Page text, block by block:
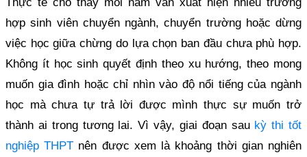
hợp sinh viên chuyển ngành, chuyển trường hoặc dừng
việc học giữa chừng do lựa chọn ban đầu chưa phù hợp.
Không ít học sinh quyết định theo xu hướng, theo mong
muốn gia đình hoặc chỉ nhìn vào độ nổi tiếng của ngành
học mà chưa tự trả lời được mình thực sự muốn trở
thành ai trong tương lai. Vì vậy, giai đoạn sau kỳ thi tốt
nghiệp THPT nên được xem là khoảng thời gian nghiên